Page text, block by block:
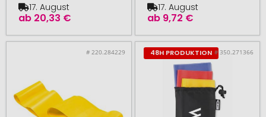
ab 20,33 €
17. August
ab 9,72 €
17. August
# 220.284229 48H PRODUKTION # 350.271366